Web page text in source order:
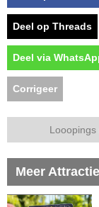
Deel op Threads
Deel via
Corrigeer
Looopings
Meer